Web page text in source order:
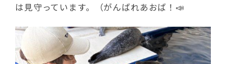
は見守っています。（がんばれあおば！📣